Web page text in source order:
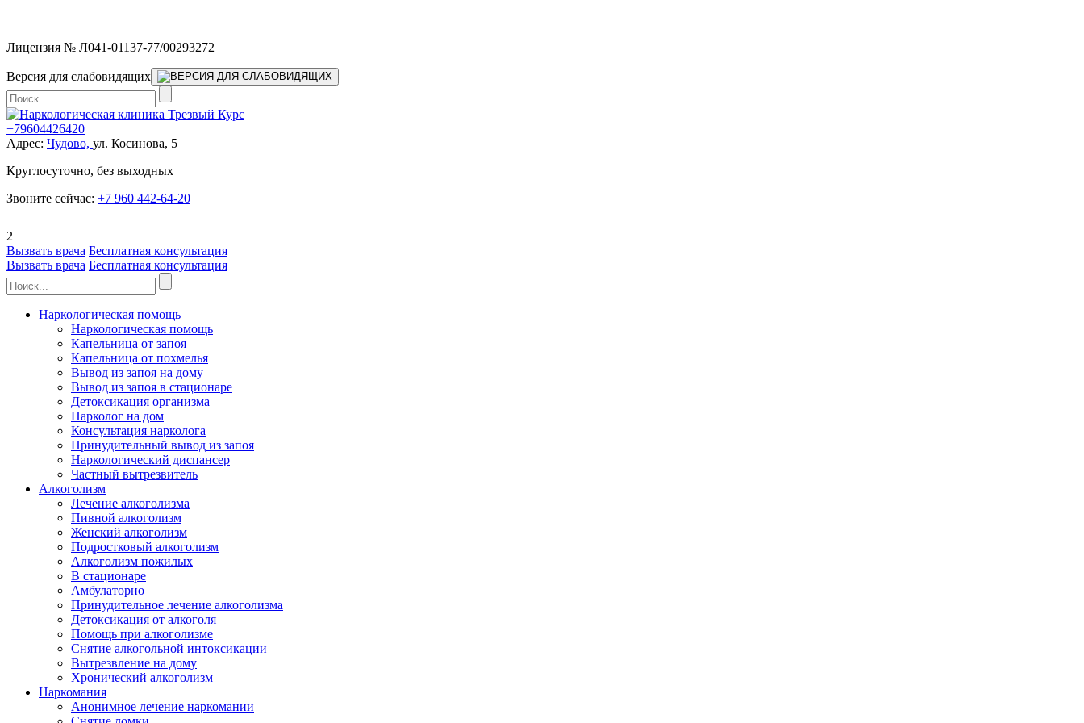
Лицензия № Л041-01137-77/00293272
Версия для слабовидящих
+79604426420
Адрес: Чудово, ул. Косинова, 5
Круглосуточно, без выходных
Звоните сейчас: +7 960 442-64-20
2
Вызвать врача Бесплатная консультация
Вызвать врача Бесплатная консультация
Наркологическая помощь
Наркологическая помощь
Капельница от запоя
Капельница от похмелья
Вывод из запоя на дому
Вывод из запоя в стационаре
Детоксикация организма
Нарколог на дом
Консультация нарколога
Принудительный вывод из запоя
Наркологический диспансер
Частный вытрезвитель
Алкоголизм
Лечение алкоголизма
Пивной алкоголизм
Женский алкоголизм
Подростковый алкоголизм
Алкоголизм пожилых
В стационаре
Амбулаторно
Принудительное лечение алкоголизма
Детоксикация от алкоголя
Помощь при алкоголизме
Снятие алкогольной интоксикации
Вытрезвление на дому
Хронический алкоголизм
Наркомания
Анонимное лечение наркомании